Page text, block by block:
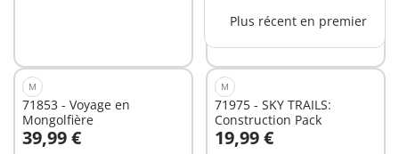
Plus récent en premier
M
71853 - Voyage en
Mongolfière
39,99 €
Au panier
M
71975 - SKY TRAILS:
Construction Pack
19,99 €
Au panier